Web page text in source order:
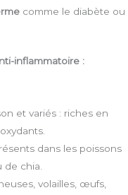
comme le diabète ou
inflammatoire :
et variés : riches en
dans les poissons
de chia.
volailles, œufs,